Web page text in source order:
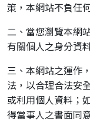
策，本網站不負任
二、當您瀏覽本網
有關個人之身分資
三、本網站之運作
法，以合理合法安
或利用個人資料；
得當事人之書面同